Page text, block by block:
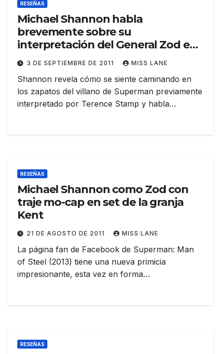
RESEÑAS
Michael Shannon habla
brevemente sobre su
interpretación del General Zod en
«Man of Steel»
3 DE SEPTIEMBRE DE 2011 MISS LANE
Shannon revela cómo se siente caminando en
los zapatos del villano de Superman previamente
interpretado por Terence Stamp y habla…
RESEÑAS
Michael Shannon como Zod con
traje mo-cap en set de la granja
Kent
21 DE AGOSTO DE 2011 MISS LANE
La página fan de Facebook de Superman: Man
of Steel (2013) tiene una nueva primicia
impresionante, esta vez en forma…
RESEÑAS